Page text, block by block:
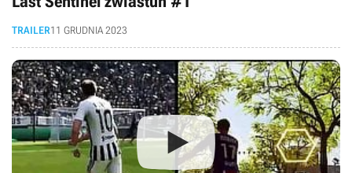
TRAILER11 GRUDNIA 2023